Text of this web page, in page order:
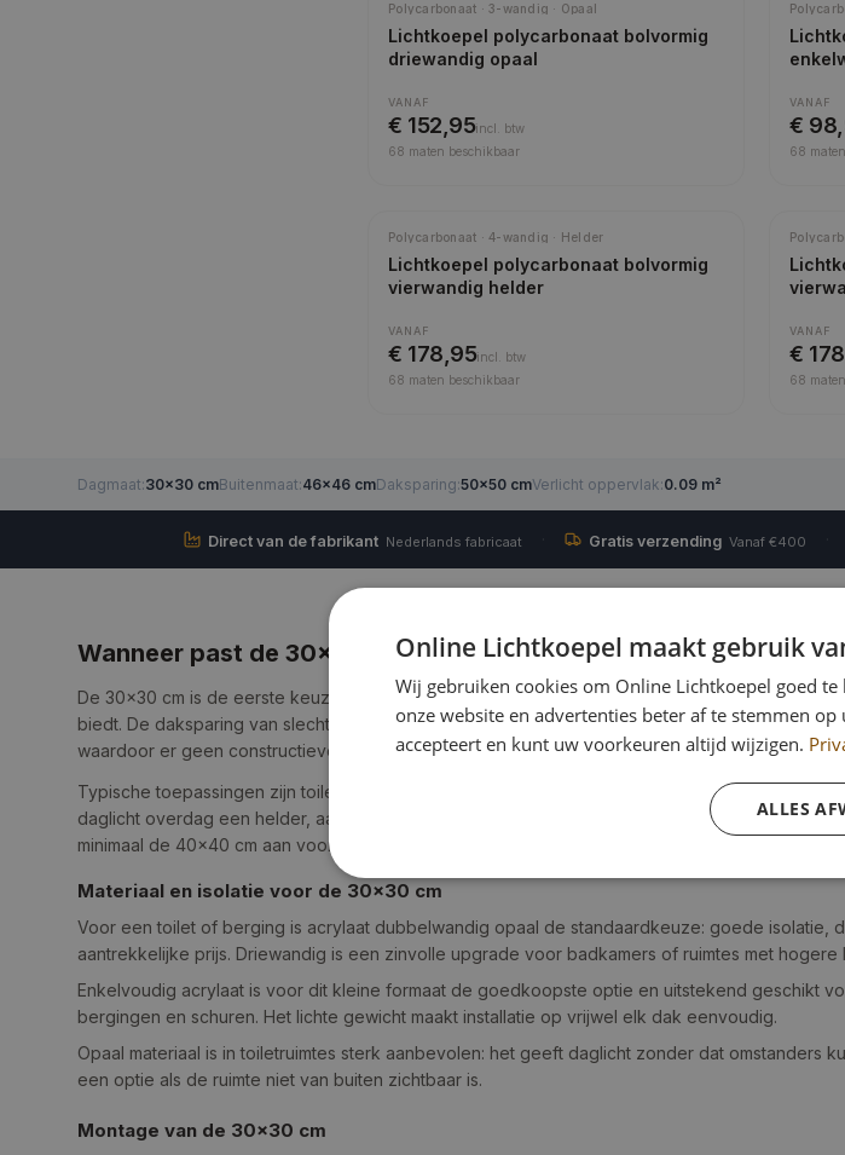
Polycarbonaat · 3-wandig · Opaal
Lichtkoepel polycarbonaat bolvormig
driewandig opaal
VANAF
€ 152,95incl.
btw
68 maten beschikbaar
VANAF
€
68
Polycarbonaat · 4-wandig · Helder
Lichtkoepel polycarbonaat bolvormig
vierwandig helder
VANAF
€ 178,95incl.
btw
68 maten beschikbaar
VANAF
€
68
Dagmaat:30×30 cmBuitenmaat:46×46 cmDaksparing:50×50 cmVerlicht oppervlak:0.09 m²
Direct van de fabrikant Nederlands fabricaat Gratis verzending Vanaf €400
Wanneer past de 30×30 cm lichtkoepel?
De 30×30 cm is de eerste keuze als u daglicht wilt brengen in een kleine ruimte en de
biedt. De daksparing van slechts 50×50 cm past tussen twee spanten op standaard 60 cm
waardoor er geen constructieve aanpassingen nodig zijn.
Typische toepassingen zijn toiletruimtes, trapkasten, gangen en kleine bergingen. In een toilet
daglicht overdag een helder, aangenaam licht dat kunstlicht overdag overbodig maakt. Voor
minimaal de 40×40 cm aan voor voldoende lichtopbrengst.
Materiaal en isolatie voor de 30×30 cm
Voor een toilet of berging is acrylaat dubbelwandig opaal de standaardkeuze: goede isolatie,
aantrekkelijke prijs. Driewandig is een zinvolle upgrade voor badkamers of ruimtes met hogere
Enkelvoudig acrylaat is voor dit kleine formaat de goedkoopste optie en uitstekend geschikt
bergingen en schuren. Het lichte gewicht maakt installatie op vrijwel elk dak eenvoudig.
Opaal materiaal is in toiletruimtes sterk aanbevolen: het geeft daglicht zonder dat omstanders
een optie als de ruimte niet van buiten zichtbaar is.
Montage van de 30×30 cm
Online Lichtkoepel maakt gebruik
Wij gebruiken cookies om Online Lichtkoepel goed
onze website en advertenties beter af te stemmen
accepteert en kunt uw voorkeuren altijd wijzigen.
ALLES